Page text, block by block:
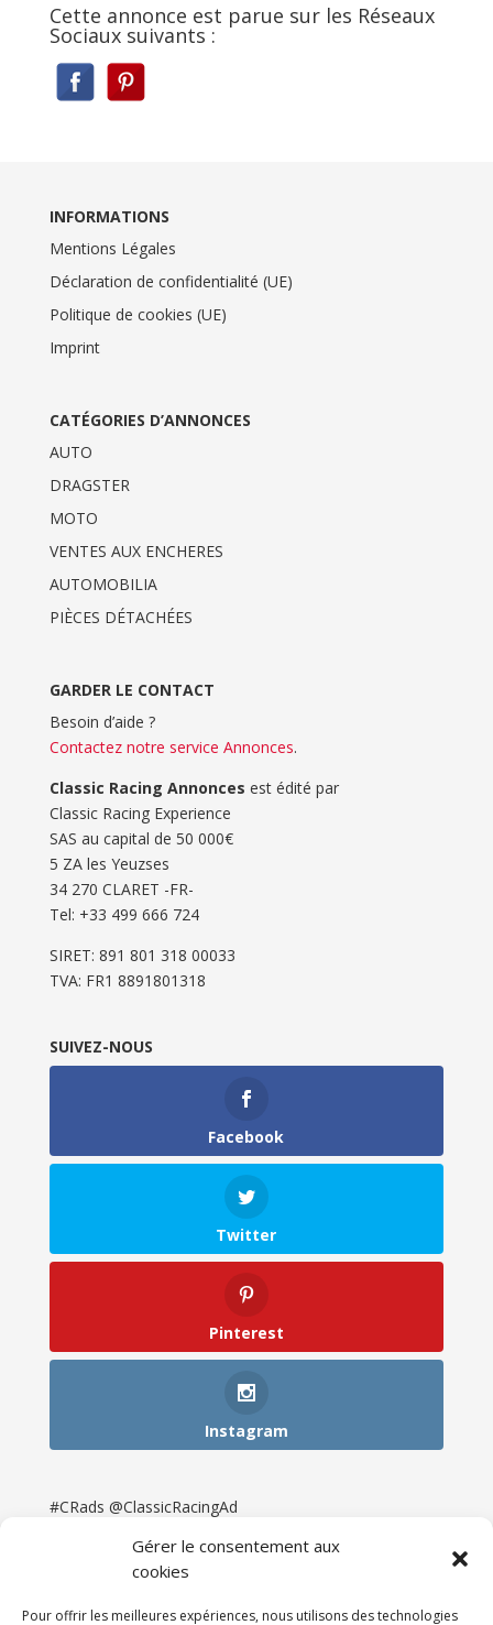
Gérer le consentement aux
cookies
Pour offrir les meilleures expériences, nous utilisons des technologies
Cette annonce est parue sur les Réseaux
Sociaux suivants :
INFORMATIONS
Mentions Légales
Déclaration de confidentialité (UE)
Politique de cookies (UE)
Imprint
CATÉGORIES D’ANNONCES
AUTO
DRAGSTER
MOTO
VENTES AUX ENCHERES
AUTOMOBILIA
PIÈCES DÉTACHÉES
GARDER LE CONTACT
Besoin d’aide ?
Contactez notre service Annonces.
Classic Racing Annonces est édité par
Classic Racing Experience
SAS au capital de 50 000€
5 ZA les Yeuzses
34 270 CLARET -FR-
Tel: ‭+33 499 666 724‬
SIRET: 891 801 318 00033
TVA: FR1 8891801318
SUIVEZ-NOUS
Facebook
Twitter
Pinterest
Instagram
#CRads @ClassicRacingAd